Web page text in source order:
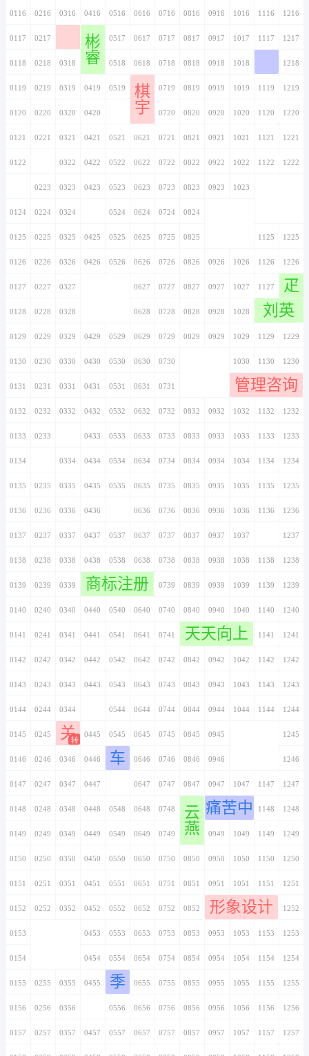
0116 0216 0316 0416 0516 0616 0716 0816 0916 1016 1116 1216
0117 0217 0417
彬
睿
0517 0617 0717 0817 0917 1017 1117 1217
0118 0218 0318 0418 0518 0618 0718 0818 0918 1018 1218
0119 0219 0319 0419 0519 0619
棋
宇
0719 0819 0919 1019 1119 1219
0120 0220 0320 0420 0620 0720 0820 0920 1020 1120 1220
0121 0221 0321 0421 0521 0621 0721 0821 0921 1021 1121 1221
0122 0322 0422 0522 0622 0722 0822 0922 1022 1122 1222
0223 0323 0423 0523 0623 0723 0823 0923 1023
0124 0224 0324 0524 0624 0724 0824
0125 0225 0325 0425 0525 0625 0725 0825 1125 1225
0126 0226 0326 0426 0526 0626 0726 0826 0926 1026 1126 1226
0127 0227 0327 0627 0727 0827 0927 1027 1127 1227
疋
0128 0228 0328 0628 0728 0828 0928 1028 1128
刘英
1228
0129 0229 0329 0429 0529 0629 0729 0829 0929 1029 1129 1229
0130 0230 0330 0430 0530 0630 0730 1030 1130 1230
0131 0231 0331 0431 0531 0631 0731 1031
管理咨询
1131 1231
0132 0232 0332 0432 0532 0632 0732 0832 0932 1032 1132 1232
0133 0233 0433 0533 0633 0733 0833 0933 1033 1133 1233
0134 0334 0434 0534 0634 0734 0834 0934 1034 1134 1234
0135 0235 0335 0435 0535 0635 0735 0835 0935 1035 1135 1235
0136 0236 0336 0436 0636 0736 0836 0936 1036 1136 1236
0137 0237 0337 0437 0537 0637 0737 0837 0937 1037 1237
0138 0238 0338 0438 0538 0638 0738 0838 0938 1038 1138 1238
0139 0239 0339 0439
商标注册
0539 0639 0739 0839 0939 1039 1139 1239
0140 0240 0340 0440 0540 0640 0740 0840 0940 1040 1140 1240
0141 0241 0341 0441 0541 0641 0741 0841
天天向上
0941 1041 1141 1241
0142 0242 0342 0442 0542 0642 0742 0842 0942 1042 1142 1242
0143 0243 0343 0443 0543 0643 0743 0843 0943 1043 1143 1243
0144 0244 0344 0544 0644 0744 0844 0944 1044 1144 1244
0145 0245 0345
关 0445 0545 0645 0745 0845 0945 1245
0146 0246 0346 0446 0546
车 0646 0746 0846 0946 1246
0147 0247 0347 0447 0647 0747 0847 0947 1047 1147 1247
0148 0248 0348 0448 0548 0648 0748 0848
云
燕
0948
痛苦中
1048 1148 1248
0149 0249 0349 0449 0549 0649 0749 0849 0949 1049 1149 1249
0150 0250 0350 0450 0550 0650 0750 0850 0950 1050 1150 1250
0151 0251 0351 0451 0551 0651 0751 0851 0951 1051 1151 1251
0152 0252 0352 0452 0552 0652 0752 0852 0952
形象设计
1052 1152 1252
0153 0453 0553 0653 0753 0853 0953 1053 1153 1253
0154 0454 0554 0654 0754 0854 0954 1054 1154 1254
0155 0255 0355 0455 0555
季 0655 0755 0855 0955 1055 1155 1255
0156 0256 0356 0556 0656 0756 0856 0956 1056 1156 1256
0157 0257 0357 0457 0557 0657 0757 0857 0957 1057 1157 1257